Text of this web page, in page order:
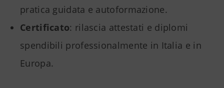
pratica guidata e autoformazione.
Certificato: rilascia attestati e diplomi
spendibili professionalmente in Italia e in
Europa.